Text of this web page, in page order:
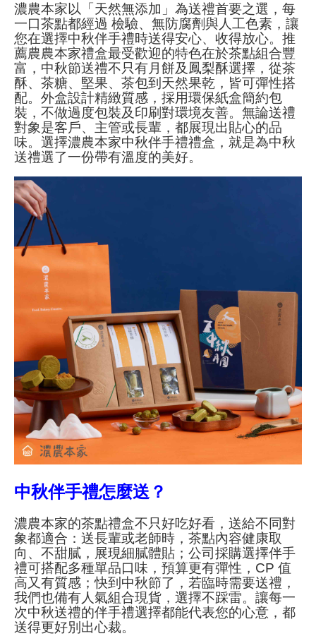
濃農本家以「天然無添加」為送禮首要之選，每
一口茶點都經過 檢驗、無防腐劑與人工色素，讓
您在選擇中秋伴手禮時送得安心、收得放心。推
薦農農本家禮盒最受歡迎的特色在於茶點組合豐
富，中秋節送禮不只有月餅及鳳梨酥選擇，從茶
酥、茶糖、堅果、茶包到天然果乾，皆可彈性搭
配。外盒設計精緻質感，採用環保紙盒簡約包
裝，不做過度包裝及印刷對環境友善。無論送禮
對象是客戶、主管或長輩，都展現出貼心的品
味。選擇濃農本家中秋伴手禮禮盒，就是為中秋
送禮選了一份帶有溫度的美好。
中秋伴手禮怎麼送？
濃農本家的茶點禮盒不只好吃好看，送給不同對
象都適合：送長輩或老師時，茶點內容健康取
向、不甜膩，展現細膩體貼；公司採購選擇伴手
禮可搭配多種單品口味，預算更有彈性，CP 值
高又有質感；快到中秋節了，若臨時需要送禮，
我們也備有人氣組合現貨，選擇不踩雷。讓每一
次中秋送禮的伴手禮選擇都能代表您的心意，都
送得更好別出心裁。